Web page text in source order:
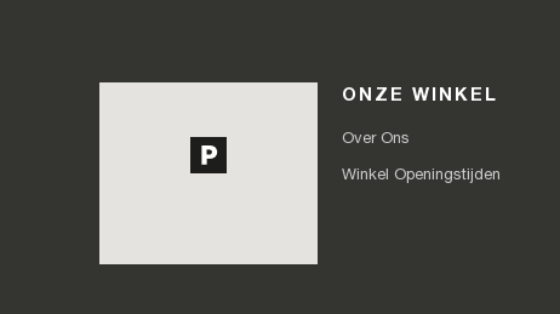
ONZE WINKEL
Over Ons
Winkel Openingstijden